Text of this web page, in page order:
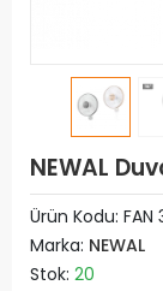
NEWAL
Ürün Kodu: FAN
Marka: NEWAL
Stok: 20